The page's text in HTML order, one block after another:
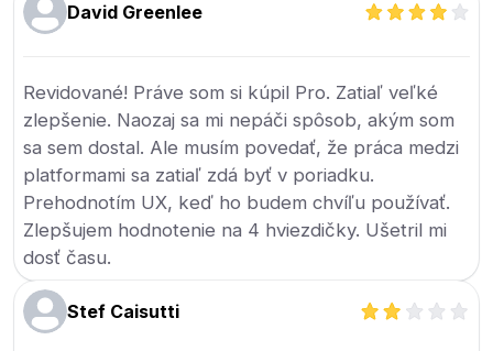
David Greenlee
Revidované! Práve som si kúpil Pro. Zatiaľ veľké
zlepšenie. Naozaj sa mi nepáči spôsob, akým som
sa sem dostal. Ale musím povedať, že práca medzi
platformami sa zatiaľ zdá byť v poriadku.
Prehodnotím UX, keď ho budem chvíľu používať.
Zlepšujem hodnotenie na 4 hviezdičky. Ušetril mi
dosť času.
Stef Caisutti